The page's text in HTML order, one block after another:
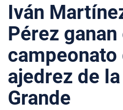
Iván
Pérez ganan
campeonato
ajedrez de
Grande